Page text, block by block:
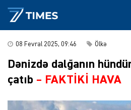
08 Fevral 2025, 09:46 Ölkə
Dənizdə dalğanın
çatıb – FAKTİKİ HAVA